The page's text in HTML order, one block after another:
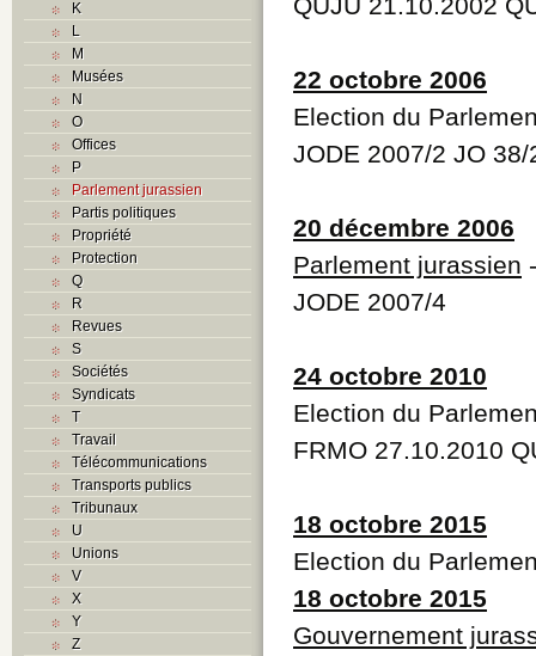
K
L
M
Musées
N
O
Offices
P
Parlement jurassien
Partis politiques
Propriété
Protection
Q
R
Revues
S
Sociétés
Syndicats
T
Travail
Télécommunications
Transports publics
Tribunaux
U
Unions
V
X
Y
Z
22 octobre 2006
Election du
JODE 2007/2 JO
20 décembre 2006
Parlement jurassien
JODE 2007/4
24 octobre 2010
Election du
FRMO 27.10.2010
18 octobre 2015
Election du
18 octobre 2015
Gouvernement